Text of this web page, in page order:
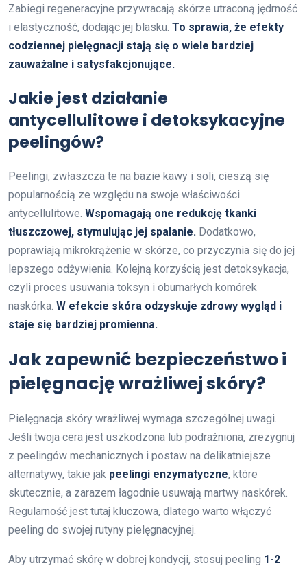
Zabiegi regeneracyjne przywracają skórze utraconą jędrność
i elastyczność, dodając jej blasku. To sprawia, że efekty
codziennej pielęgnacji stają się o wiele bardziej
zauważalne i satysfakcjonujące.
Jakie jest działanie
antycellulitowe i detoksykacyjne
peelingów?
Peelingi, zwłaszcza te na bazie kawy i soli, cieszą się
popularnością ze względu na swoje właściwości
antycellulitowe. Wspomagają one redukcję tkanki
tłuszczowej, stymulując jej spalanie. Dodatkowo,
poprawiają mikrokrążenie w skórze, co przyczynia się do jej
lepszego odżywienia. Kolejną korzyścią jest detoksykacja,
czyli proces usuwania toksyn i obumarłych komórek
naskórka. W efekcie skóra odzyskuje zdrowy wygląd i
staje się bardziej promienna.
Jak zapewnić bezpieczeństwo i
pielęgnację wrażliwej skóry?
Pielęgnacja skóry wrażliwej wymaga szczególnej uwagi.
Jeśli twoja cera jest uszkodzona lub podrażniona, zrezygnuj
z peelingów mechanicznych i postaw na delikatniejsze
alternatywy, takie jak peelingi enzymatyczne, które
skutecznie, a zarazem łagodnie usuwają martwy naskórek.
Regularność jest tutaj kluczowa, dlatego warto włączyć
peeling do swojej rutyny pielęgnacyjnej.
Aby utrzymać skórę w dobrej kondycji, stosuj peeling 1-2